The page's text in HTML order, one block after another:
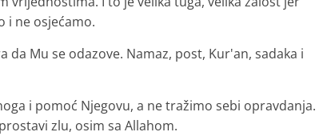
i ne osjećamo.
da Mu se odazove. Namaz, post, Kur'an, sadaka i
i pomoć Njegovu, a ne tražimo sebi opravdanja.
zlu, osim sa Allahom.